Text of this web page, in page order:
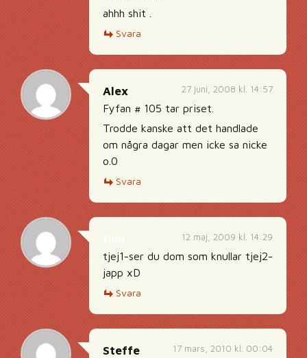
ahhh shit .
Svara
27 juni, 2008 kl. 14:57
Alex
Fyfan # 105 tar priset.
Trodde kanske att det handlade
om några dagar men icke sa nicke
o.0
Svara
12 maj, 2009 kl. 14:29
tjej1-ser du dom som knullar tjej2-
japp xD
Svara
17 mars, 2010 kl. 00:04
Steffe